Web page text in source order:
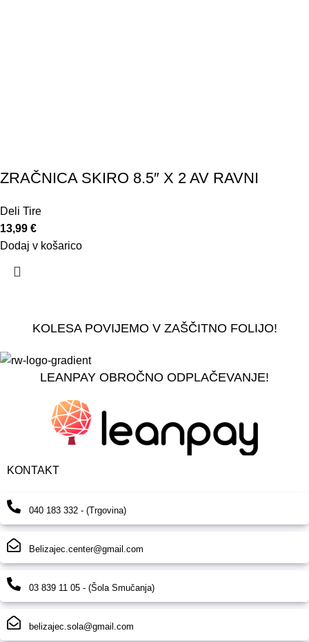
ZRAČNICA SKIRO 8.5″ X 2 AV RAVNI
Deli Tire
13,99 €
Dodaj v košarico
KOLESA POVIJEMO V ZAŠČITNO FOLIJO!
LEANPAY OBROČNO ODPLAČEVANJE!
KONTAKT
040 183 332 - (Trgovina)
Belizajec.center@gmail.com
03 839 11 05 - (Šola Smučanja)
belizajec.sola@gmail.com